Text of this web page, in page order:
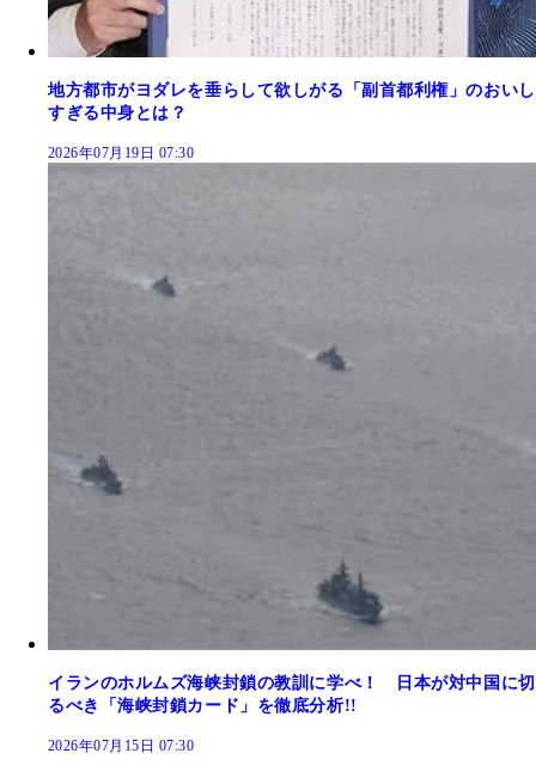
地方都市がヨダレを垂らして欲しがる「副首都利権」のおいし
すぎる中身とは？
2026年07月19日 07:30
イランのホルムズ海峡封鎖の教訓に学べ！ 日本が対中国に切
るべき「海峡封鎖カード」を徹底分析!!
2026年07月15日 07:30